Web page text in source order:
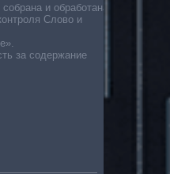
и обработана
Слово и
за содержание